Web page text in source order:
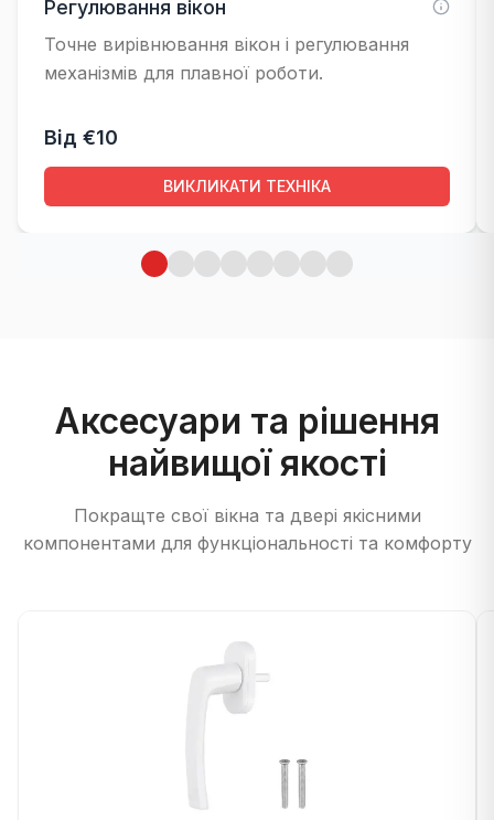
Регулювання вікон
Точне вирівнювання вікон і регулювання
механізмів для плавної роботи.
Від €10
ВИКЛИКАТИ ТЕХНІКА
Аксесуари та рішення
найвищої якості
Покращте свої вікна та двері якісними
компонентами для функціональності та комфорту